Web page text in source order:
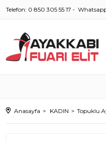
Telefon: 0 850 305 55 17 -
Anasayfa KADIN Topuklu